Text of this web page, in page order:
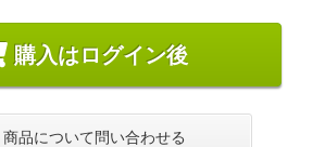
購入はログイン後
商品について問い合わせる